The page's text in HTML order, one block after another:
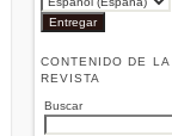
CONTENIDO DE LA
REVISTA
Buscar